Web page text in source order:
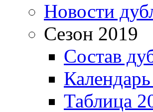
Новости
Сезон 2019
Состав
Таблица